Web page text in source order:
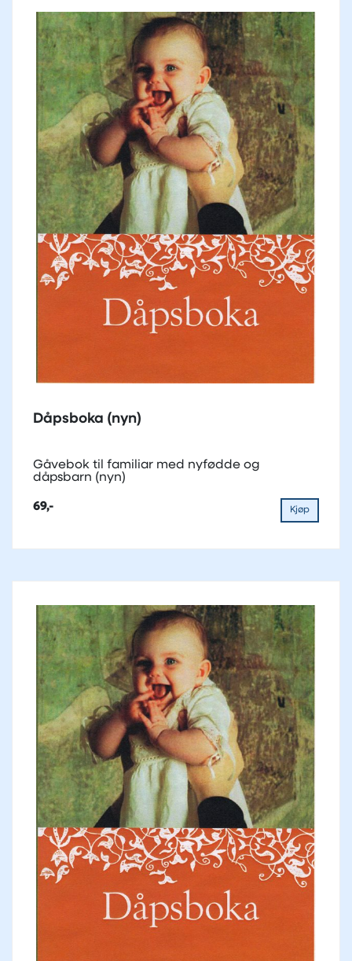
Dåpsboka (nyn)
Gåvebok til familiar med nyfødde og
dåpsbarn (nyn)
69,- Kjøp